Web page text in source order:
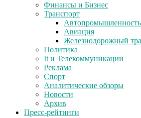
Финансы и Бизнес
Транспорт
Автопромышленность
Авиация
Железнодорожный
Политика
It и Телекоммуникации
Реклама
Спорт
Аналитические обзоры
Новости
Архив
Пресс-рейтинги